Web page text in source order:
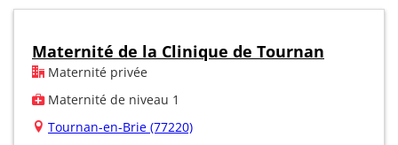
Maternité de la Clinique de Tournan
Maternité privée
Maternité de niveau 1
Tournan-en-Brie (77220)